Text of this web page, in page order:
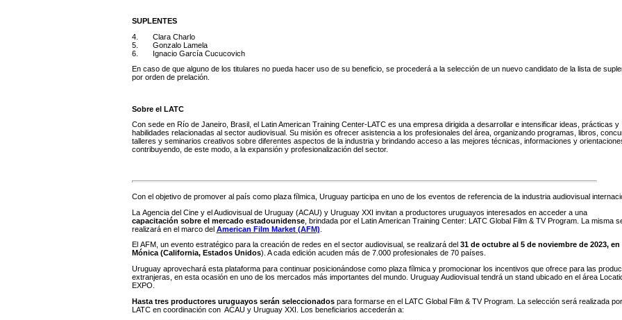
SUPLENTES
4. Clara Charlo
5. Gonzalo Lamela
6. Ignacio García Cucucovich
En caso de que alguno de los titulares no pueda hacer uso de su beneficio, se procederá a la selección de un nuevo candidato de la lista de
por orden de prelación.
Sobre el LATC
Con sede en Río de Janeiro, Brasil, el Latin American Training Center-LATC es una empresa dirigida a desarrollar e intensificar ideas, prácticas y
habilidades relacionadas al sector audiovisual. Su misión es ofrecer asistencia a los profesionales del área, organizando programas, libros,
talleres y seminarios creativos sobre diferentes aspectos de la industria y brindando acceso a las mejores técnicas, informaciones y
contribuyendo, de este modo, a la expansión y profesionalización del sector.
Con el objetivo de promover al país como plaza fílmica, Uruguay participa en uno de los eventos de referencia de la industria audiovisual
La Agencia del Cine y el Audiovisual de Uruguay (ACAU) y Uruguay XXI invitan a productores uruguayos interesados en acceder a una
capacitación sobre el mercado estadounidense, brindada por el Latin American Training Center: LATC Global Film & TV Program. La misma
realizará en el marco del American Film Market (AFM)
El AFM, un evento estratégico para la creación de redes en el sector audiovisual, se realizará del 31 de octubre al 5 de noviembre de 2023, en
Mónica (California, Estados Unidos). A cada edición acuden más de 7.000 profesionales de 70 países.
Uruguay aprovechará esta plataforma para continuar posicionándose como plaza fílmica y promocionar los incentivos que ofrece para las
extranjeras, en esta ocasión en uno de los mercados más importantes del mundo. Uruguay Audiovisual tendrá un stand ubicado en el área
EXPO.
Hasta tres productores uruguayos serán seleccionadospara formarse en el LATC Global Film & TV Program. La selección será realizada
LATC en coordinación con ACAU y Uruguay XXI. Los beneficiarios accederán a: